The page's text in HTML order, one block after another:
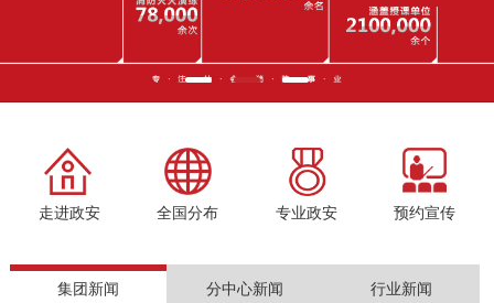
走进政安 全国分布 专业政安 预约宣传
集团新闻 分中心新闻 行业新闻